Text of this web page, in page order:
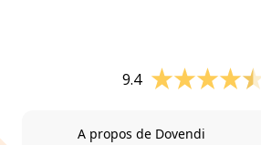
9.4
A propos de Dovendi